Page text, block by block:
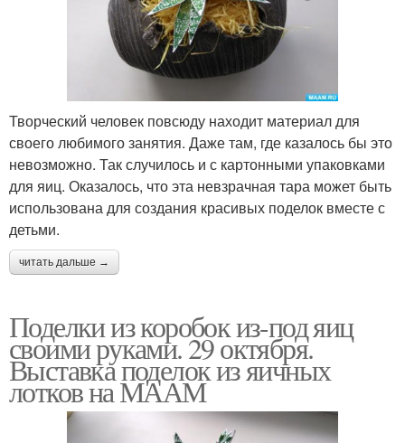
Творческий человек повсюду находит материал для
своего любимого занятия. Даже там, где казалось бы это
невозможно. Так случилось и с картонными упаковками
для яиц. Оказалось, что эта невзрачная тара может быть
использована для создания красивых поделок вместе с
детьми.
читать дальше →
Поделки из коробок из-под яиц
своими руками. 29 октября.
Выставка поделок из яичных
лотков на МААМ